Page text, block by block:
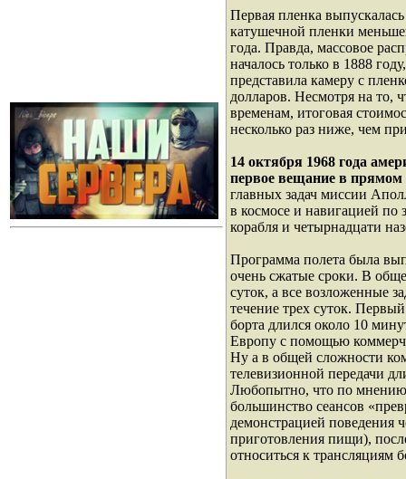
Первая пленка
катушечной пленки
года. Правда, массовое
началось только в 1888
представила камеру с
долларов. Несмотря на то,
временам, итоговая
несколько раз ниже, чем
14 октября 1968 года
первое вещание в прямом
главных задач миссии
в космосе и навигацией по
корабля и четырнадцати
Программа полета была
очень сжатые сроки. В
суток, а все возложенные
течение трех суток.
борта длился около 10
Европу с помощью
Ну а в общей сложности
телевизионной передачи
Любопытно, что по мнению
большинство сеансов
демонстрацией поведения
приготовления пищи),
относиться к трансляциям